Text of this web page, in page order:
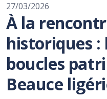
27/03/2026
À la
historiques :
boucles
Beauce